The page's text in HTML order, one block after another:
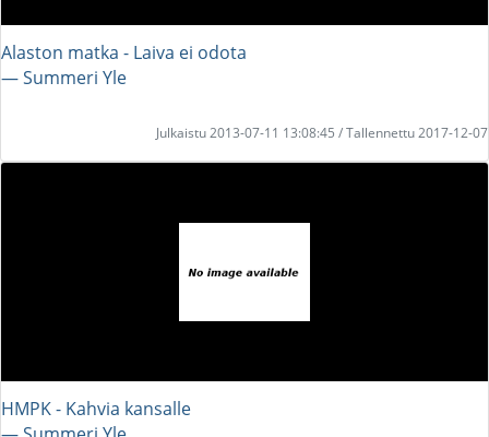
Alaston matka - Laiva ei odota
― Summeri Yle
Julkaistu 2013-07-11 13:08:45 / Tallennettu 2017-12-07
HMPK - Kahvia kansalle